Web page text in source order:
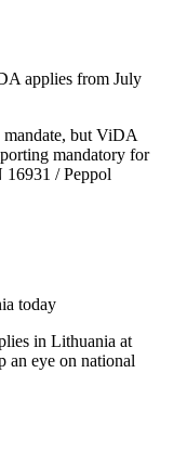
Sie einen Experten
applies from July
but ViDA
mandatory for
/ Peppol
today
in Lithuania at
an eye on national